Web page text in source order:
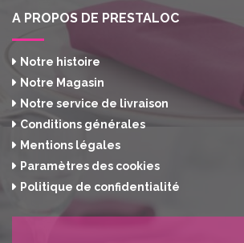
A PROPOS DE PRESTALOC
Notre histoire
Notre Magasin
Notre service de livraison
Conditions générales
Mentions légales
Paramètres des cookies
Politique de confidentialité